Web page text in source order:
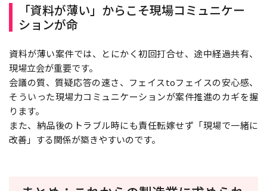
「資料が薄い」からこそ現場コミュニケー
ションが命
資料が薄い案件では、とにかく初回打合せ、途中経過共有、
現場立会が重要です。
会議の質、質疑応答の速さ、フェイスtoフェイスの安心感、
そういった現場力コミュニケーションが案件推進のカギを握
ります。
また、納品後のトラブル時にも責任転嫁せず「現場で一緒に
改善」する関係が築きやすいのです。